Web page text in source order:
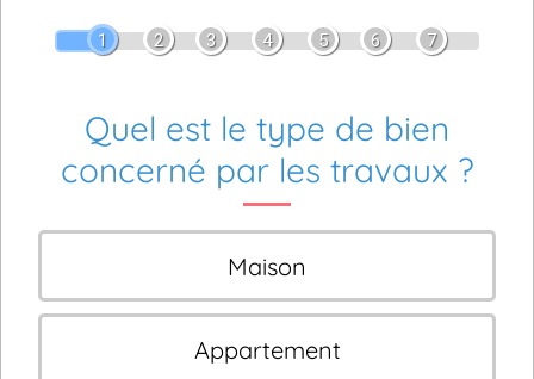
1 2 3 4 5 6 7
Quel est le type de bien
concerné par les travaux ?
Maison
Appartement